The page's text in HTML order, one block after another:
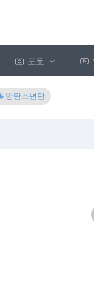
포토
방탄소년단